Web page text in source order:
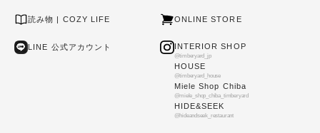
読み物 | COZY LIFE ONLINE STORE
LINE 公式アカウント INTERIOR SHOP
@timberyard_jp
HOUSE
@timberyard_house
Miele Shop Chiba
@miele_shop_chiba_timberyard
HIDE&SEEK
@hideandseek_restaurant